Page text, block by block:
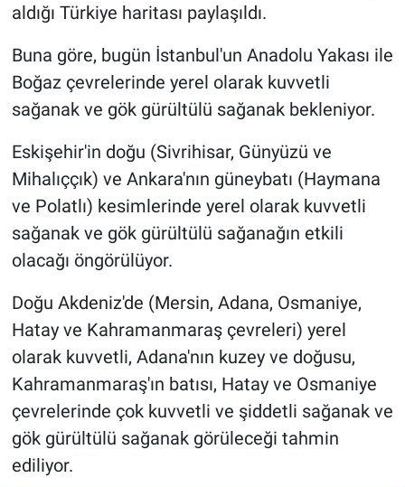
aldığı Türkiye haritası paylaşıldı.
Buna göre, bugün İstanbul'un Anadolu Yakası ile
Boğaz çevrelerinde yerel olarak kuvvetli
sağanak ve gök gürültülü sağanak bekleniyor.
Eskişehir'in doğu (Sivrihisar, Günyüzü ve
Mihalıççık) ve Ankara'nın güneybatı (Haymana
ve Polatlı) kesimlerinde yerel olarak kuvvetli
sağanak ve gök gürültülü sağanağın etkili
olacağı öngörülüyor.
Doğu Akdeniz'de (Mersin, Adana, Osmaniye,
Hatay ve Kahramanmaraş çevreleri) yerel
olarak kuvvetli, Adana'nın kuzey ve doğusu,
Kahramanmaraş'ın batısı, Hatay ve Osmaniye
çevrelerinde çok kuvvetli ve şiddetli sağanak ve
gök gürültülü sağanak görüleceği tahmin
ediliyor.